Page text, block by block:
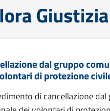
dal gruppo
di protezione
di cancellazione dal